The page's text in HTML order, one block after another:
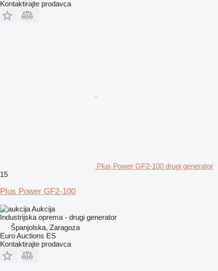
Kontaktirajte prodavca
Plus Power GF2-100 drugi generator
15
Plus Power GF2-100
Aukcija
Industrijska oprema - drugi generator
Španjolska, Zaragoza
Euro Auctions ES
Kontaktirajte prodavca